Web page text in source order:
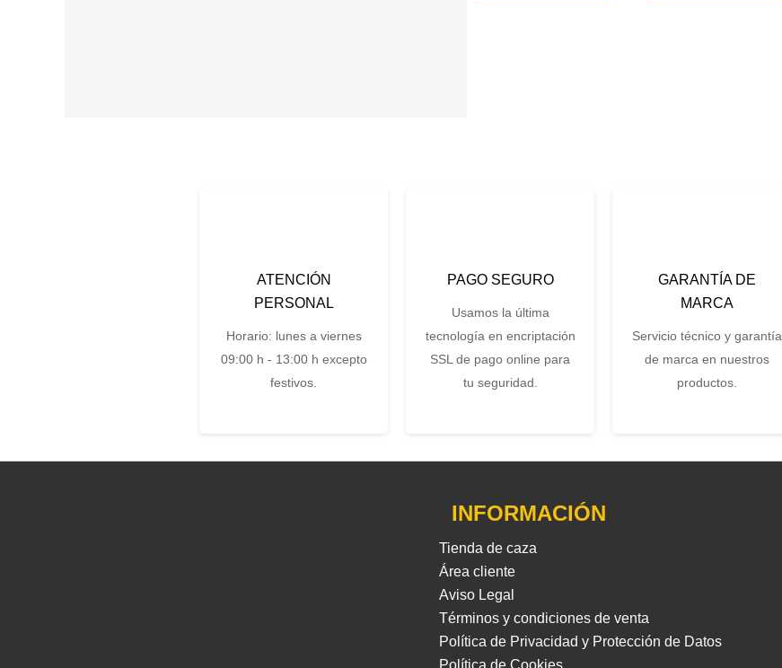
ATENCIÓN
PERSONAL
Horario: lunes a viernes
09:00 h - 13:00 h excepto
festivos.
PAGO SEGURO
Usamos la última
tecnología en encriptación
SSL de pago online para
tu seguridad.
GARANTÍA DE
MARCA
Servicio técnico y garantía
de marca en nuestros
productos.
INFORMACIÓN
Tienda de caza
Área cliente
Aviso Legal
Términos y condiciones de venta
Política de Privacidad y Protección de Datos
Política de Cookies